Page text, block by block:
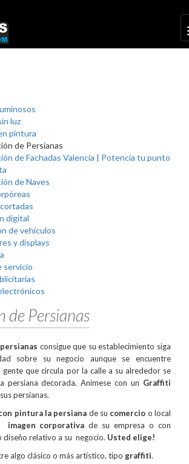
luz
pintura
de Persianas
de Fachadas Valencia | Potencia tu punto
de Naves
digital
de vehículos
y displays
servicio
de Persianas
consigue que su establecimiento siga
sobre su negocio aunque se encuentre
gente que circula por la calle a su alrededor se
persiana decorada. Anímese con un Graffiti
persianas.
pintura la persiana de su comercio o local
imagen corporativa de su empresa o con
diseño relativo a su negocio. Usted elige!
algo clásico o más artístico, tipo graffiti.